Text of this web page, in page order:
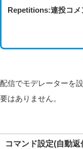
Repetitions:連投コメ
配信でモデレーターを
要はありません。
コマンド設定(自動返